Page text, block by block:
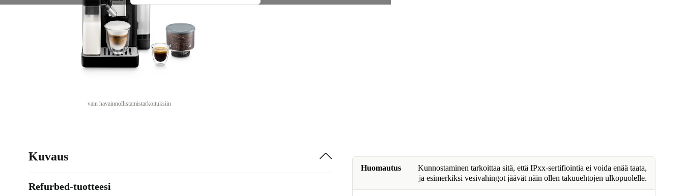
vain havainnollistamistarkoituksiin
Huomautus
Kunnostaminen tarkoittaa sitä, että IPxx-sertifiointia ei voida enää taata,
ja esimerkiksi vesivahingot jäävät näin ollen takuuehtojen ulkopuolelle.
Kuvaus
Refurbed-tuotteesi